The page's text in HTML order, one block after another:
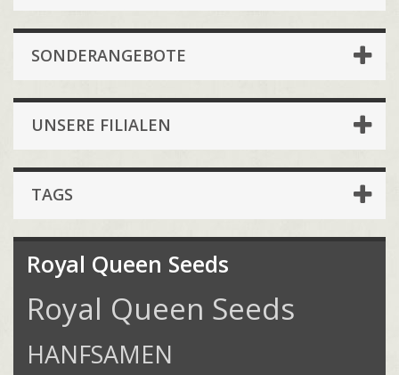
SONDERANGEBOTE
UNSERE FILIALEN
TAGS
Royal Queen Seeds
Royal Queen Seeds
HANFSAMEN